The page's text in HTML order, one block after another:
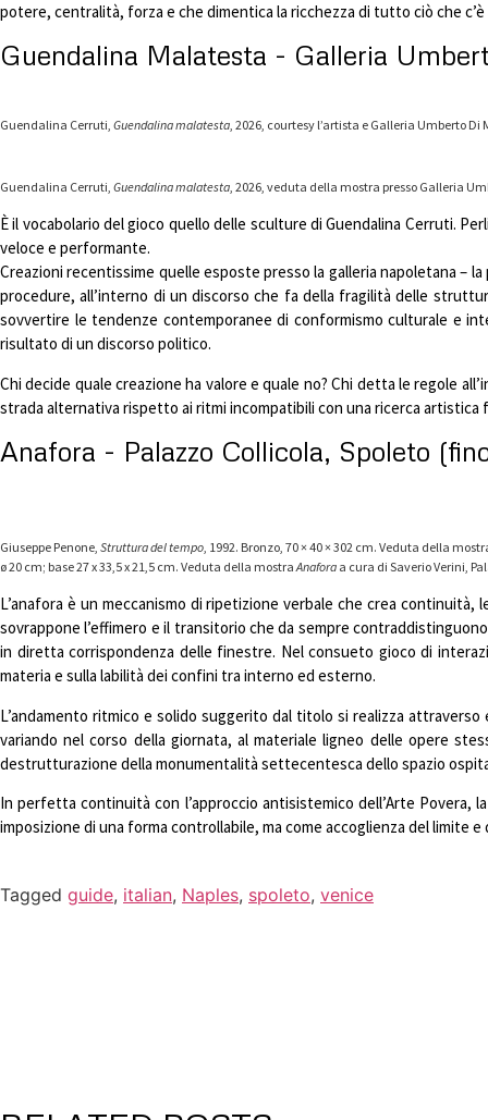
potere, centralità, forza e che dimentica la ricchezza di tutto ciò che c’è
Guendalina Malatesta - Galleria
Guendalina Cerruti, Guendalina malatesta, 2026, courtesy l’artista e Galleria Umberto Di
Guendalina Cerruti, Guendalina malatesta , 2026, veduta della mostra presso Galleria
È il vocabolario del gioco quello delle sculture di Guendalina Cerruti.
veloce e performante.
Creazioni recentissime quelle esposte presso la galleria napoletana –
procedure, all’interno di un discorso che fa della fragilità delle
sovvertire le tendenze contemporanee di conformismo culturale e
risultato di un discorso politico.
Chi decide quale creazione ha valore e quale no? Chi detta le regole
strada alternativa rispetto ai ritmi incompatibili con una ricerca artistica
Anafora - Palazzo Collicola, Spoleto
Giuseppe Penone, Struttura del tempo, 1992. Bronzo, 70 × 40 × 302 cm. Veduta della
ø 20 cm; base 27 x 33,5 x 21,5 cm. Veduta della mostraAnafora a cura di Saverio Verini,
L’anafora è un meccanismo di ripetizione verbale che crea continuità,
sovrappone l’effimero e il transitorio che da sempre
in diretta corrispondenza delle finestre. Nel consueto gioco di
materia e sulla labilità dei confini tra interno ed esterno.
L’andamento ritmico e solido suggerito dal titolo si realizza
variando nel corso della giornata, al materiale ligneo delle opere
destrutturazione della monumentalità settecentesca dello spazio
In perfetta continuità con l’approccio antisistemico dell’Arte
imposizione di una forma controllabile, ma come accoglienza del limite
Tagged guide, italian, Naples, spoleto, venice